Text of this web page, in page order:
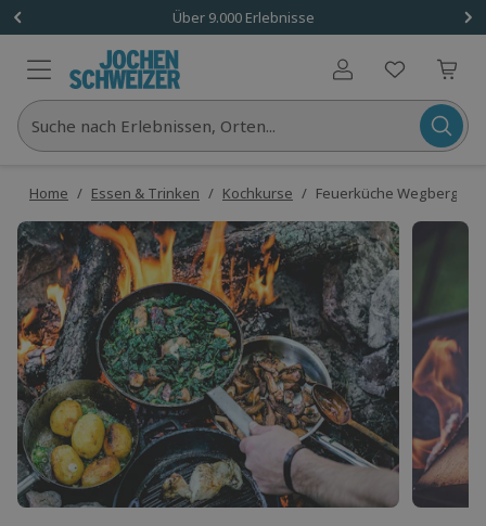
Über 9.000 Erlebnisse
Benutzerkonto
Suche nach Erlebnissen, Orten...
Home / Essen & Trinken / Kochkurse / Feuerküche Wegberg